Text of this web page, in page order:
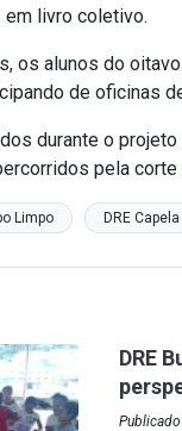
livro coletivo.
os alunos do
de oficinas
durante o
pela
Limpo DRE
DRE